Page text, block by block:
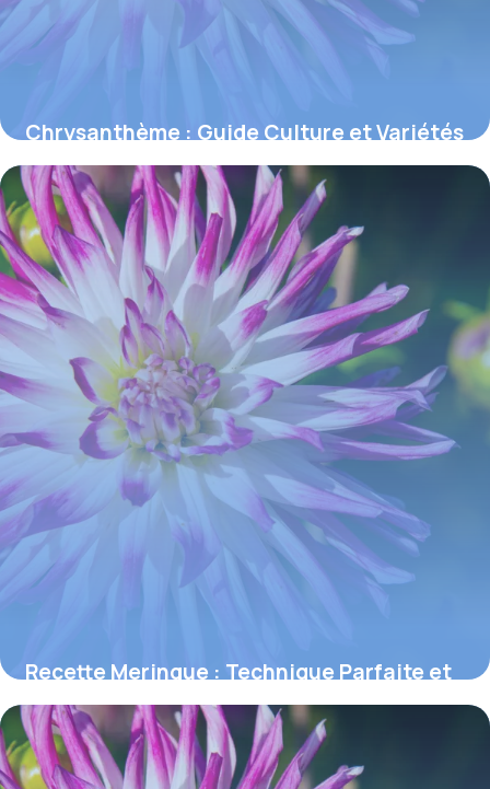
Chrysanthème : Guide Culture et Variétés
2026
3 juin 2026
Recette Meringue : Technique Parfaite et
Astuces
2 juin 2026